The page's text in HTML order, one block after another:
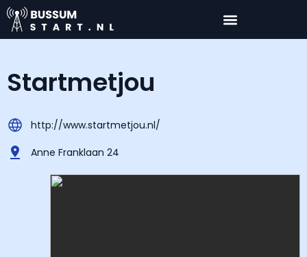
Startmetjou
http://www.startmetjou.nl/
Anne Franklaan 24